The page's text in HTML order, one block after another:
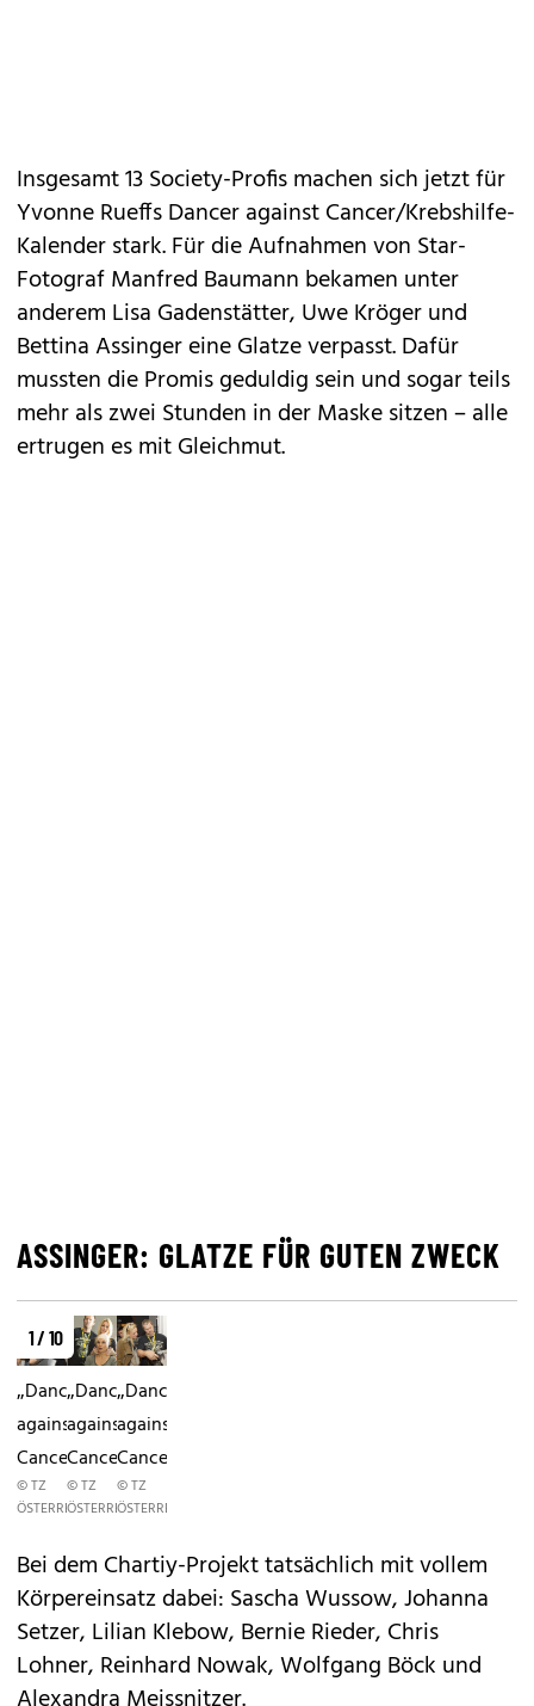
Insgesamt 13 Society-Profis machen sich jetzt für
Yvonne Rueffs Dancer against Cancer/Krebshilfe-
Kalender stark. Für die Aufnahmen von Star-
Fotograf Manfred Baumann bekamen unter
anderem Lisa Gadenstätter, Uwe Kröger und
Bettina Assinger eine Glatze verpasst. Dafür
mussten die Promis geduldig sein und sogar teils
mehr als zwei Stunden in der Maske sitzen – alle
ertrugen es mit Gleichmut.
ASSINGER: GLATZE FÜR GUTEN ZWECK
1 / 10
„Dancer
against
Cancer“
© TZ
ÖSTERREICH/SINGER
„Dancer
against
Cancer“
© TZ
ÖSTERREICH/SINGER
„Dancer
against
Cancer“
© TZ
ÖSTERREICH/SINGER
Bei dem Chartiy-Projekt tatsächlich mit vollem
Körpereinsatz dabei: Sascha Wussow, Johanna
Setzer, Lilian Klebow, Bernie Rieder, Chris
Lohner, Reinhard Nowak, Wolfgang Böck und